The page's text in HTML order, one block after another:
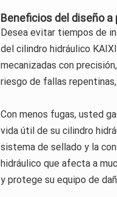
Beneficios del diseño a
Desea evitar tiempos de
del cilindro hidráulico
mecanizadas con
riesgo de fallas
Con menos fugas, usted
vida útil de su cilindro
sistema de sellado y la
hidráulico que afecta a
y protege su equipo de